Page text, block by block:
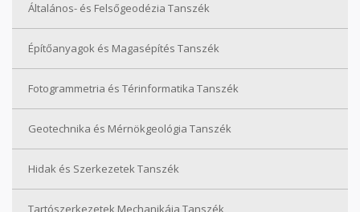
Általános- és Felsőgeodézia Tanszék
Építőanyagok és Magasépítés Tanszék
Fotogrammetria és Térinformatika Tanszék
Geotechnika és Mérnökgeológia Tanszék
Hidak és Szerkezetek Tanszék
Tartószerkezetek Mechanikája Tanszék